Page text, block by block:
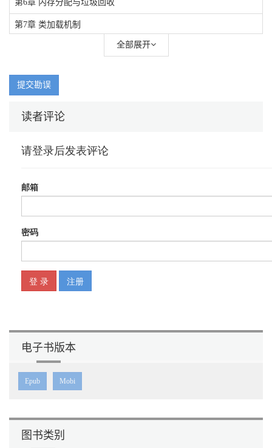
第6章 内存分配与垃圾回收
第7章 类加载机制
第8章 剖析HotSpot的架构模型与执行引擎
全部展开
提交勘误
读者评论
电子书版本
Epub Mobi
图书类别